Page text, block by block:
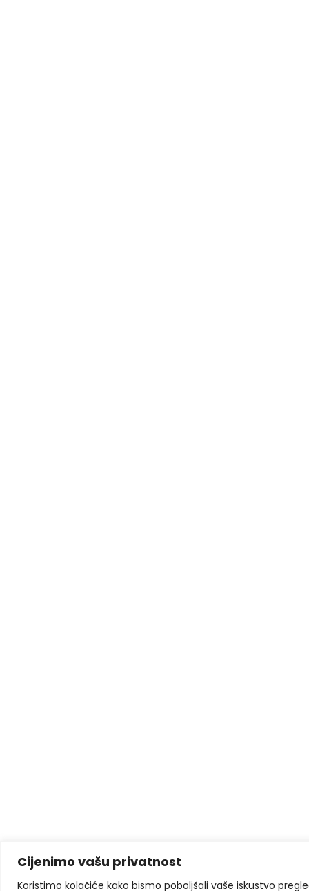
Cijenimo vašu privatnost
Koristimo kolačiće kako bismo poboljšali vaše iskustvo